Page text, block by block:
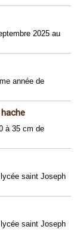
2025 au
année de
à 35 cm de
saint Joseph
saint Joseph